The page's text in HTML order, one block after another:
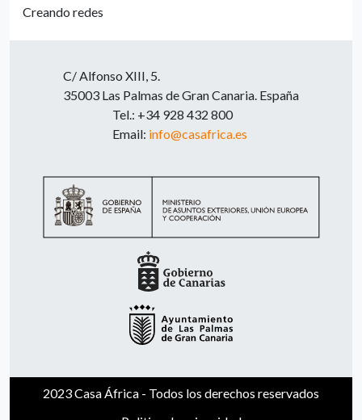
Creando redes
C/ Alfonso XIII, 5.
35003 Las Palmas de Gran Canaria. España
Tel.: +34 928 432 800
Email: info@casafrica.es
2023 Casa África - Todos los derechos reservados